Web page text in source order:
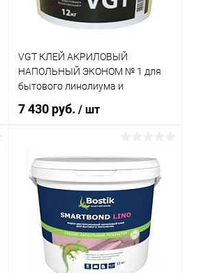
VGT КЛЕЙ АКРИЛОВЫЙ
НАПОЛЬНЫЙ ЭКОНОМ № 1 для
бытового линолиума и
ковролина (40кг)
7 430 руб./ шт
В корзину
Купить в 1 клик К сравнению
В избранное В наличии